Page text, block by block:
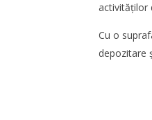
activităților
Cu o
depozitare